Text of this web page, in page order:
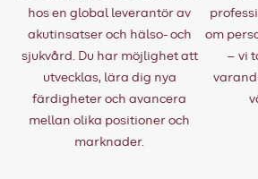
hos en global leverantör av
akutinsatser och hälso- och
sjukvård. Du har möjlighet att
utvecklas, lära dig nya
färdigheter och avancera
mellan olika positioner och
marknader.
om
– vi